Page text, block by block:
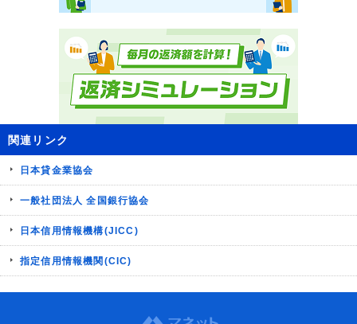
関連リンク
日本貸金業協会
一般社団法人 全国銀行協会
日本信用情報機構(JICC)
指定信用情報機関(CIC)